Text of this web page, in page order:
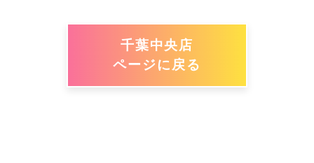
千葉中央店
ページに戻る